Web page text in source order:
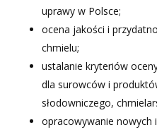
uprawy w Polsce;
ocena jakości i
chmielu;
ustalanie kryteriów
dla surowców i
słodowniczego,
opracowywanie nowych